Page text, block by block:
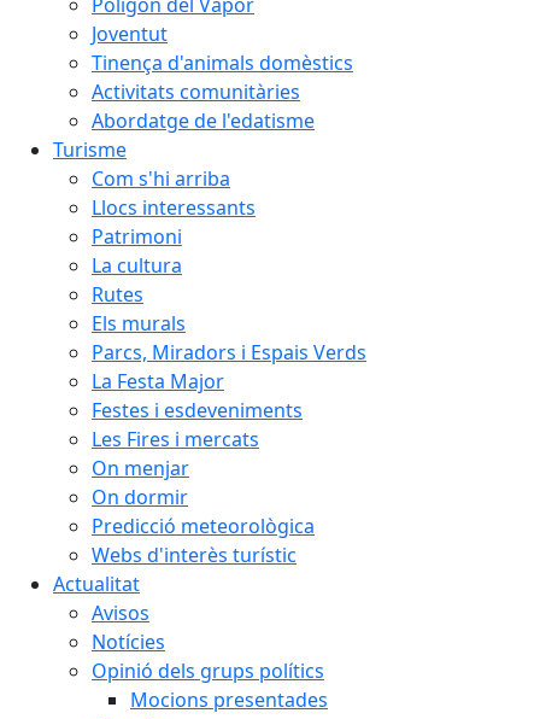
Joventut
Tinença d'animals domèstics
Activitats comunitàries
Abordatge de l'edatisme
Turisme
Com s'hi arriba
Llocs interessants
Patrimoni
La cultura
Rutes
Els murals
Parcs, Miradors i Espais Verds
La Festa Major
Festes i esdeveniments
Les Fires i mercats
On menjar
On dormir
Predicció meteorològica
Webs d'interès turístic
Actualitat
Avisos
Notícies
Opinió dels grups polítics
Mocions presentades